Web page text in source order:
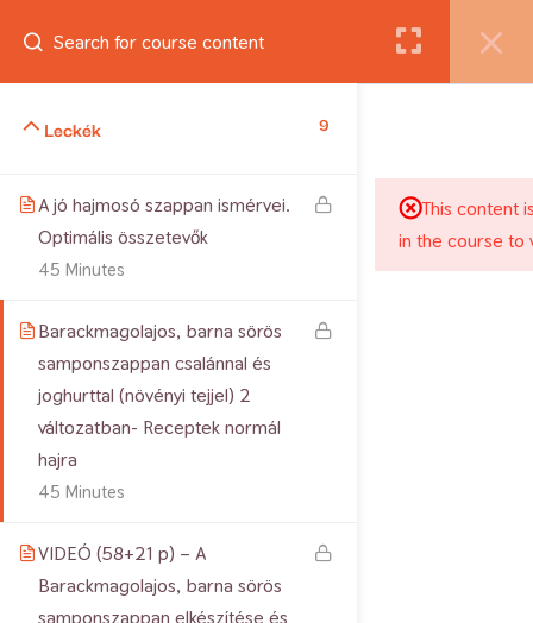
Belépés
Leckék 9
A jó hajmosó szappan ismérvei.
Optimális összetevők
45 Minutes
Barackmagolajos, barna sörös
samponszappan csalánnal és
joghurttal (növényi tejjel) 2
változatban- Receptek normál
hajra
45 Minutes
VIDEÓ (58+21 p) – A
Barackmagolajos, barna sörös
samponszappan elkészítése és
This content
in the course to
Jogtulajdonos: Csiszár Andrea. Minden jog fenntartva. 2012-